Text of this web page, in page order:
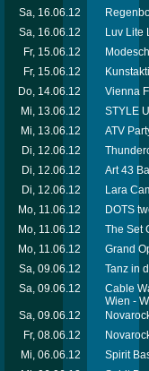
Sa, 16.06.12
Sa, 16.06.12
Luv Lite
Fr, 15.06.12
Fr, 15.06.12
Do, 14.06.12
Vienna
Mi, 13.06.12
STYLE
Mi, 13.06.12
ATV
Di, 12.06.12
Di, 12.06.12
Art 43
Di, 12.06.12
Lara
Mo, 11.06.12
DOTS
Mo, 11.06.12
The Set
Mo, 11.06.12
Grand
Sa, 09.06.12
Tanz in
Sa, 09.06.12
Cable
Wien -
Sa, 09.06.12
Fr, 08.06.12
Mi, 06.06.12
Spirit